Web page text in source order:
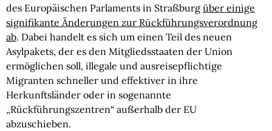
des Europäischen Parlaments in Straßburg über einige
signifikante Änderungen zur Rückführungsverordnung
ab. Dabei handelt es sich um einen Teil des neuen
Asylpakets, der es den Mitgliedsstaaten der Union
ermöglichen soll, illegale und ausreisepflichtige
Migranten schneller und effektiver in ihre
Herkunftsländer oder in sogenannte
„Rückführungszentren“ außerhalb der EU
abzuschieben.